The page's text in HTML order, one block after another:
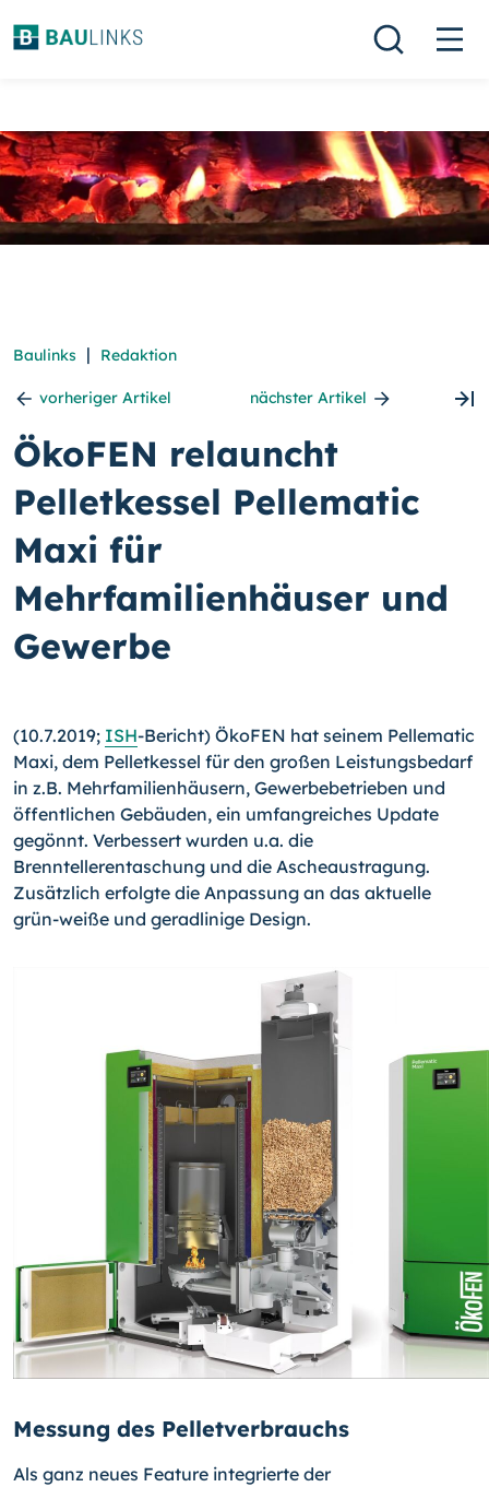
Baulinks | Redaktion
vorheriger Artikel nächster Artikel
ÖkoFEN relauncht
Pelletkessel Pellematic
Maxi für
Mehrfamilienhäuser und
Gewerbe
(10.7.2019; ISH-Bericht) ÖkoFEN hat seinem Pellematic
Maxi, dem Pelletkessel für den großen Leistungsbedarf
in z.B. Mehrfamilienhäusern, Gewerbebetrieben und
öffentlichen Gebäuden, ein umfangreiches Update
gegönnt. Verbessert wurden u.a. die
Brenntellerentaschung und die Ascheaustragung.
Zusätzlich erfolgte die Anpassung an das aktuelle
grün-weiße und geradlinige Design.
Messung des Pelletverbrauchs
Als ganz neues Feature integrierte der